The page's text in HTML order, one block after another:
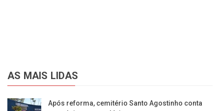
AS MAIS LIDAS
Após reforma, cemitério Santo Agostinho conta